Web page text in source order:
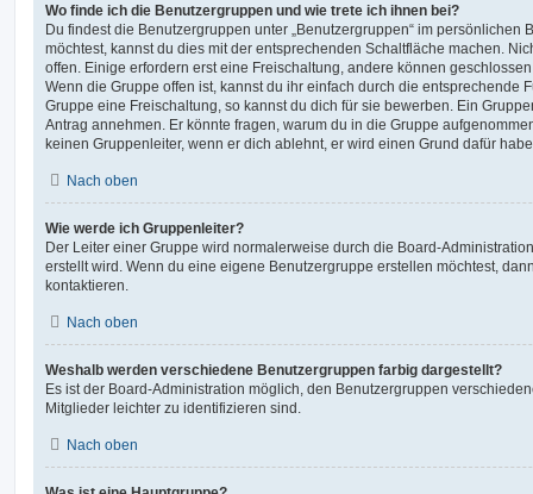
Wo finde ich die Benutzergruppen und wie trete ich ihnen bei?
Du findest die Benutzergruppen unter „Benutzergruppen“ im persönlichen
möchtest, kannst du dies mit der entsprechenden Schaltfläche machen.
offen. Einige erfordern erst eine Freischaltung, andere können
Wenn die Gruppe offen ist, kannst du ihr einfach durch die entsprechende
Gruppe eine Freischaltung, so kannst du dich für sie bewerben. Ein
Antrag annehmen. Er könnte fragen, warum du in die Gruppe
keinen Gruppenleiter, wenn er dich ablehnt, er wird einen Grund dafür
Nach oben
Wie werde ich Gruppenleiter?
Der Leiter einer Gruppe wird normalerweise durch die Board-
erstellt wird. Wenn du eine eigene Benutzergruppe erstellen möchtest,
kontaktieren.
Nach oben
Weshalb werden verschiedene Benutzergruppen farbig dargestellt?
Es ist der Board-Administration möglich, den Benutzergruppen
Mitglieder leichter zu identifizieren sind.
Nach oben